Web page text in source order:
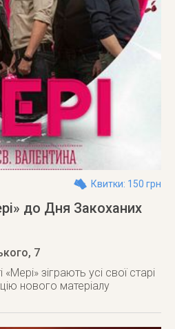
Квитки: 150 грн
до Дня Закоханих
7
зіграють усі свої старі
нового матеріалу